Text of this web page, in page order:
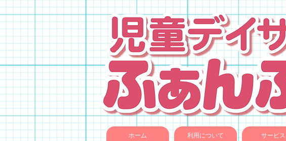
ホーム 利用について サービス